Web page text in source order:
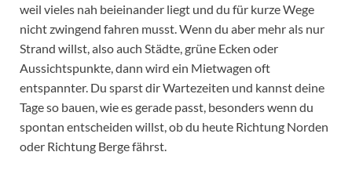
weil vieles nah beieinander liegt und du für kurze Wege
nicht zwingend fahren musst. Wenn du aber mehr als nur
Strand willst, also auch Städte, grüne Ecken oder
Aussichtspunkte, dann wird ein Mietwagen oft
entspannter. Du sparst dir Wartezeiten und kannst deine
Tage so bauen, wie es gerade passt, besonders wenn du
spontan entscheiden willst, ob du heute Richtung Norden
oder Richtung Berge fährst.